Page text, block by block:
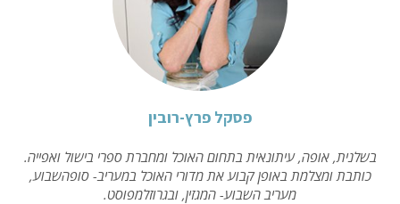
פסקל פרץ-רובין
בשלנית, אופה, עיתונאית בתחום האוכל ומחברת ספרי בישול ואפייה.
כותבת ומצלמת באופן קבוע את מדורי האוכל במעריב- סופהשבוע,
מעריב השבוע- המגזין, ובגרוזלמפוסט.